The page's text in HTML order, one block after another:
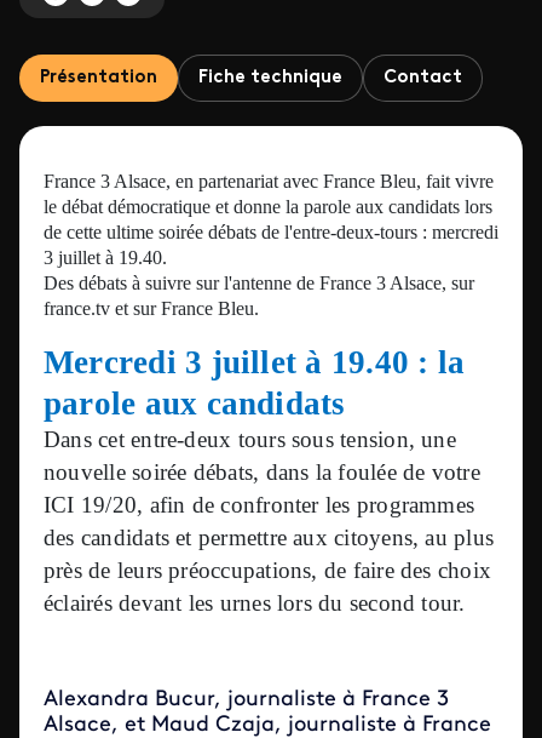
Présentation Fiche technique Contact
France 3 Alsace, en partenariat avec France Bleu, fait vivre
le débat démocratique et donne la parole aux candidats lors
de cette ultime soirée débats de l'entre-deux-tours : mercredi
3 juillet à 19.40.
Des débats à suivre sur l'antenne de France 3 Alsace, sur
france.tv et sur France Bleu.
Mercredi 3 juillet à 19.40 : la
parole aux candidats
Dans cet entre-deux tours sous tension, une
nouvelle soirée débats, dans la foulée de votre
ICI 19/20, afin de confronter les programmes
des candidats et permettre aux citoyens, au plus
près de leurs préoccupations, de faire des choix
éclairés devant les urnes lors du second tour.
Alexandra Bucur, journaliste à France 3
Alsace, et Maud Czaja, journaliste à France